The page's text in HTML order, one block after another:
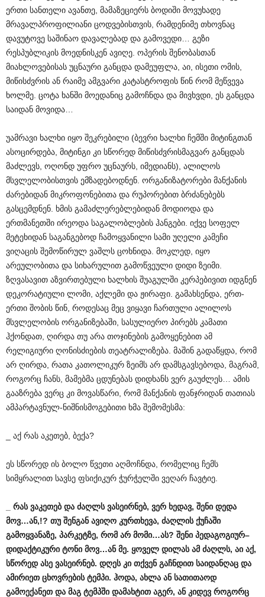
ერთი სანთელი ავანთე, მამაზეციერს ბოდიში მოვუხადე
მრავალპროფილიანი ცოდვებისთვის, რამდენიმე თხოვნაც
დავუტოვე საშინაო დავალებად და გამოვედი… გეზი
რესპუბლიკის მოედნისკენ ავიღე. ოპერის შენობასთან
მიახლოვებისას უცნაური განცდა დამეუფლა, აი, ისეთი ომის,
მიწისძვრის ან რაიმე ამგვარი კატასტროფის წინ რომ მეწვევა
ხოლმე. ცოტა ხანში მოედანიც გამოჩნდა და მივხვდი, ეს განცდა
საიდან მოვიდა…
უამრავი ხალხი იყო შეკრებილი (ბევრი ხალხი ჩემში მიტინგთან
ასოცირდება, მიტინგი კი სწორედ მიწისძვრისმაგვარ განცდას
მაძლევს, ოღონდ უფრო უცნაურს, იმედიანს), ალილოს
მსვლელობისთვის ემზადებოდნენ. ორგანიზატორები მანქანის
ძარებიდან მიკროფონებითა და რუპორებით ბრძანებებს
გასცემდნენ. ხმის გამაძლერებლებიდან მოდიოდა და
ერთმანეთში ირეოდა საგალობლების ჰანგები. იქვე სოფელ
მეტეხიდან საგანგებოდ ჩამოყვანილი სამი უღელი კამეჩი
ვიღაცის შემოწირულ ვაშლს ცოხნიდა. მოკლედ, იყო
არეულობითა და სიხარულით გამოწვეული დიდი ზეიმი.
ზღვასავით აზვირთებული ხალხის შუაგულში კერპებივით იდგნენ
დეკორატიული ლომი, აქლემი და ჟირაფი. გამახსენდა, ერთ-
ერთი შობის წინ, როდესაც მეც ვიყავი ჩართული ალილოს
მსვლელობის ორგანიზებაში, სასულიერო პირებს კამათი
ჰქონდათ, ღირდა თუ არა თოჯინების გამოყენებით ამ
რელიგიური ღონისძიების თეატრალიზება. მაშინ გადაწყდა, რომ
არ ღირდა, რათა კათოლიკურ ზეიმს არ დამსგავსებოდა, მაგრამ,
როგორც ჩანს, მამებმა ცდუნებას დიდხანს ვერ გაუძლეს… ამის
გააზრება ვერც კი მოვასწარი, რომ მანქანის ფანჯრიდან თათიას
ამპარტავნულ-ნიშნისმოგებითი ხმა შემომესმა:
_ აქ რას აკეთებ, ბექა?
ეს სწორედ ის ბოლო წვეთი აღმოჩნდა, რომელიც ჩემს
სიმყრალით სავსე ფსიქიკურ ჭურჭელში ვეღარ ჩავტიე.
რას ვაკეთებ და ძაღლს ვასეირნებ, ვერ ხედავ, შენი დედა
მოვ…ან,!? თუ შენგან ავიღო კურთხევა, ძაღლის ქუჩაში
გამოყვანაზე, პარკეტზე, რომ არ მომი…ას? შენი პედაგოგიურ–
დიდაქტიკური ტონი მოვ…ან მე. ყოველ დილას ამ ძაღლს, აი აქ,
სწორედ ასე ვასეირნებ. დღეს კი თქვენ გაჩნდით საიდანღაც და
ამირიეთ ცხოვრების ტემპი. ჰოდა, ახლა ან სათითაოდ
გამოექანეთ და მაგ ტემპში დამახტით აგერ, ან კიდევ როგორც